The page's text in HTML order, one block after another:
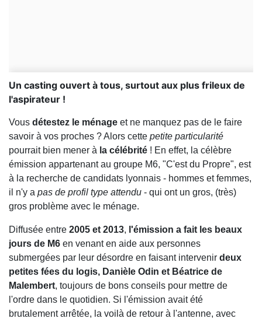
Un casting ouvert à tous, surtout aux plus frileux de
l'aspirateur !
Vous détestez le ménage et ne manquez pas de le faire
savoir à vos proches ? Alors cette petite particularité
pourrait bien mener à la célébrité ! En effet, la célèbre
émission appartenant au groupe M6, "C'est du Propre", est
à la recherche de candidats lyonnais - hommes et femmes,
il n'y a pas de profil type attendu - qui ont un gros, (très)
gros problème avec le ménage.
Diffusée entre 2005 et 2013, l'émission a fait les beaux
jours de M6 en venant en aide aux personnes
submergées par leur désordre en faisant intervenir deux
petites fées du logis, Danièle Odin et Béatrice de
Malembert, toujours de bons conseils pour mettre de
l'ordre dans le quotidien. Si l'émission avait été
brutalement arrêtée, la voilà de retour à l'antenne, avec